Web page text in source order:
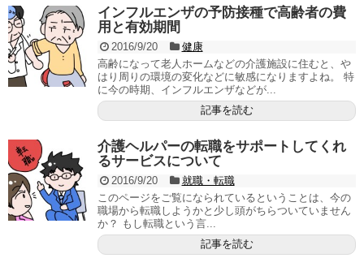
インフルエンザの予防接種で高齢者の費
用と有効期間
2016/9/20
健康
高齢になって老人ホームなどの介護施設に住むと、や
はり周りの環境の変化などに敏感になりますよね。 特
に今の時期、インフルエンザなどが...
記事を読む
介護ヘルパーの転職をサポートしてくれ
るサービスについて
2016/9/20
就職・転職
このページをご覧になられているということは、今の
職場から転職しようかと少し頭がちらついていません
か？ もし転職という言...
記事を読む